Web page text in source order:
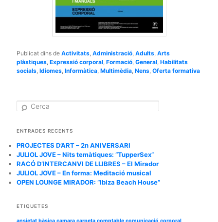
Publicat dins de Activitats,Administració,Adults,Arts
plàstiques,Expressió corporal,Formació,General,Habilitats
socials,Idiomes,Informàtica,Multimèdia,Nens,Oferta formativa
e
c
ENTRADES RECENTS
PROJECTES D’ART – 2n ANIVERSARI
JULIOL JOVE – Nits temàtiques: “TupperSex”
RACÓ D’INTERCANVI DE LLIBRES – El Mirador
JULIOL JOVE – En forma: Meditació musical
OPEN LOUNGE MIRADOR: “Ibiza Beach House”
ETIQUETES